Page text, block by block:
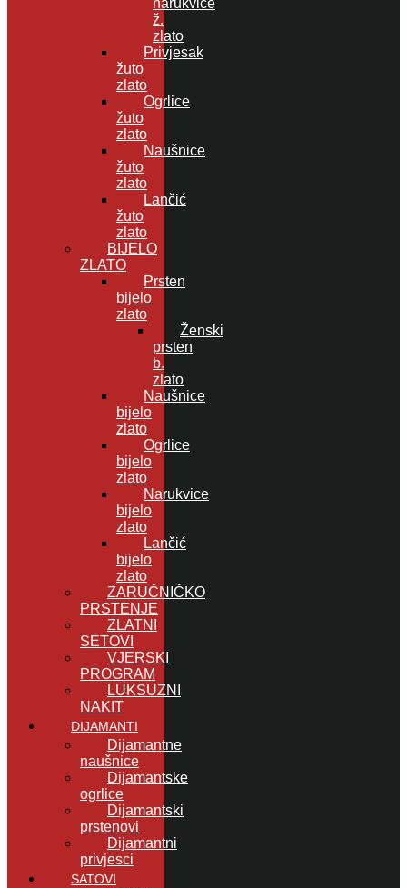
ž.
zlato
Privjesak
žuto
zlato
Ogrlice
žuto
zlato
Naušnice
žuto
zlato
Lančić
žuto
zlato
BIJELO
ZLATO
Prsten
bijelo
zlato
Ženski
prsten
b.
zlato
Naušnice
bijelo
zlato
Ogrlice
bijelo
zlato
Narukvice
bijelo
zlato
Lančić
bijelo
zlato
ZARUČNIČKO
PRSTENJE
ZLATNI
SETOVI
VJERSKI
PROGRAM
LUKSUZNI
NAKIT
DIJAMANTI
Dijamantne
naušnice
Dijamantske
ogrlice
Dijamantski
prstenovi
Dijamantni
privjesci
SATOVI